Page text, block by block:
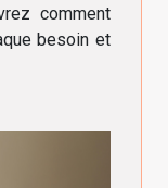
comment
besoin et